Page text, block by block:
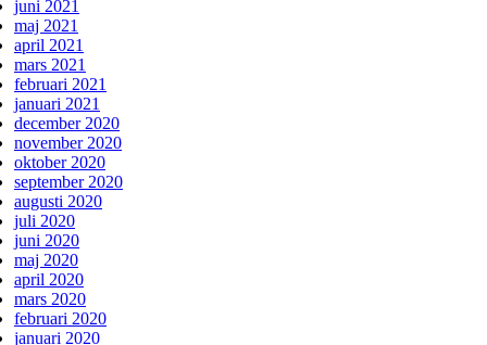
juni 2021
maj 2021
april 2021
mars 2021
februari 2021
januari 2021
december 2020
november 2020
oktober 2020
september 2020
augusti 2020
juli 2020
juni 2020
maj 2020
april 2020
mars 2020
februari 2020
januari 2020